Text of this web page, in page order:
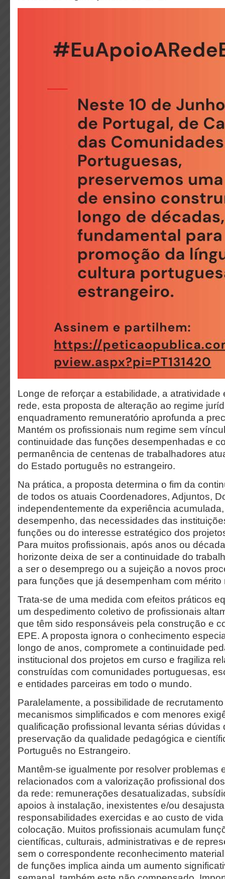
Longe de reforçar a estabilidade, a atratividade
rede, esta proposta de alteração ao regime
enquadramento remuneratório aprofunda a
Mantém os profissionais num regime sem
continuidade das funções desempenhadas e
permanência de centenas de trabalhadores
do Estado português no estrangeiro.
Na prática, a proposta determina o fim da
de todos os atuais Coordenadores, Adjuntos,
independentemente da experiência
desempenho, das necessidades das
funções ou do interesse estratégico dos
Para muitos profissionais, após anos ou
horizonte deixa de ser a continuidade do
a ser o desemprego ou a sujeição a novos
para funções que já desempenham com mérito
Trata-se de uma medida com efeitos práticos
um despedimento coletivo de profissionais
que têm sido responsáveis pela construção e
EPE. A proposta ignora o conhecimento
longo de anos, compromete a continuidade
institucional dos projetos em curso e fragiliza
construídas com comunidades portuguesas,
e entidades parceiras em todo o mundo.
Paralelamente, a possibilidade de
mecanismos simplificados e com menores
qualificação profissional levanta sérias dúvidas
preservação da qualidade pedagógica e
Português no Estrangeiro.
Mantêm-se igualmente por resolver problemas
relacionados com a valorização profissional
da rede: remunerações desatualizadas,
apoios à instalação, inexistentes e/ou
responsabilidades exercidas e ao custo de
colocação. Muitos profissionais acumulam
científicas, culturais, administrativas e de
sem o correspondente reconhecimento
de funções implica ainda um aumento